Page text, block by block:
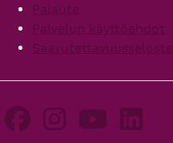
Palaute
Palvelun käyttöehdot
Saavutettavuusseloste